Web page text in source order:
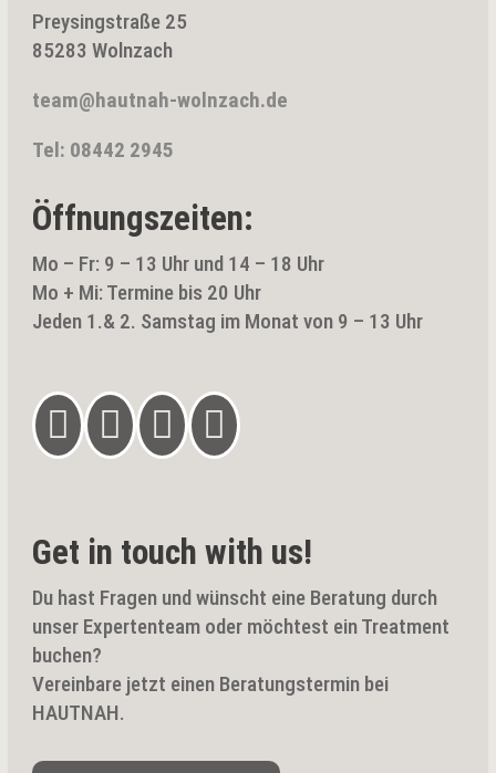
Preysingstraße 25
85283 Wolnzach
team@hautnah-wolnzach.de
Tel: 08442 2945
Öffnungszeiten:
Mo – Fr: 9 – 13 Uhr und 14 – 18 Uhr
Mo + Mi: Termine bis 20 Uhr
Jeden 1.& 2. Samstag im Monat von 9 – 13 Uhr
   
Get in touch with us!
Du hast Fragen und wünscht eine Beratung durch
unser Expertenteam oder möchtest ein Treatment
buchen?
Vereinbare jetzt einen Beratungstermin bei
HAUTNAH.